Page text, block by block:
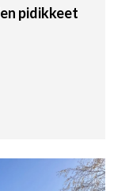
pidikkeet